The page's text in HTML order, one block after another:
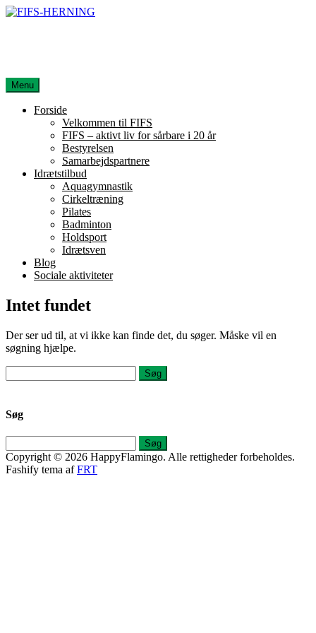
Spring
Menu
Forside
Velkommen til FIFS
FIFS – aktivt liv for sårbare i 20 år
Bestyrelsen
Samarbejdspartnere
Idrætstilbud
Aquagymnastik
Cirkeltræning
Pilates
Badminton
Holdsport
Idrætsven
Blog
Sociale aktiviteter
Intet fundet
Der ser ud til, at vi ikke kan finde det, du søger. Måske vil en
søgning hjælpe.
efter:
Søg
efter:
Copyright © 2026 HappyFlamingo. Alle rettigheder forbeholdes.
Fashify tema afFRT